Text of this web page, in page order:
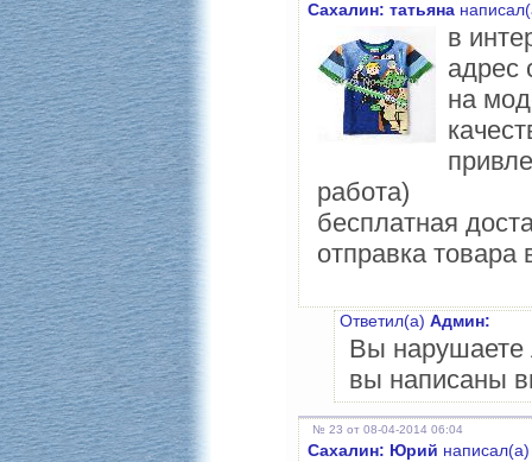
Сахалин: татьяна
в
адрес
на
работа)
бесплатная
отправка товара
Ответил(а) Админ:
Вы нарушаете
вы написаны
№ 23 от 08-04-2014 06:04
Сахалин: Юрий